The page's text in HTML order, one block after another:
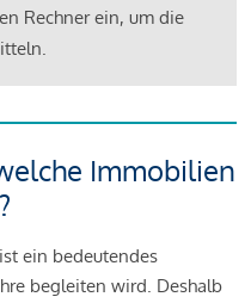
Rechner ein, um die
Immobilien
ist ein bedeutendes
begleiten wird. Deshalb